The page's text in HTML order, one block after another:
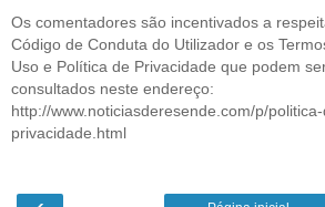
Os comentadores são incentivados a
Código de Conduta do Utilizador e os
Uso e Política de Privacidade que podem
consultados neste endereço:
http://www.noticiasderesende.com/p/
privacidade.html